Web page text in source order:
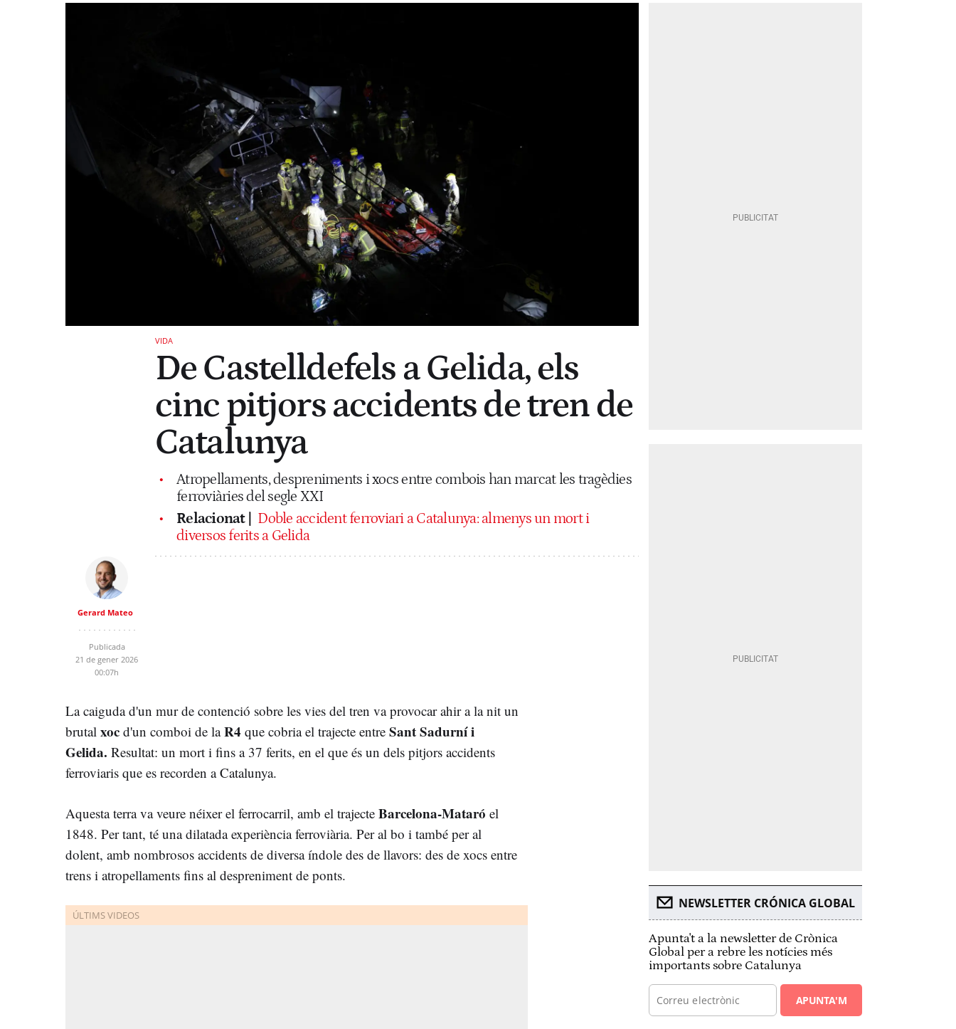
VIDA
De Castelldefels a Gelida, els
cinc pitjors accidents de tren de
Catalunya
Atropellaments, despreniments i xocs entre combois han marcat les tragèdies
ferroviàries del segle XXI
Relacionat |
Doble accident ferroviari a Catalunya: almenys un mort i
diversos ferits a Gelida
Gerard Mateo
Publicada
21 de gener 2026
00:07h
La caiguda d'un mur de contenció sobre les vies del tren va provocar ahir a la nit un
brutal xoc d'un comboi de laR4 que cobria el trajecte entre Sant Sadurní i
Gelida. Resultat: un mort i fins a 37 ferits, en el que és un dels pitjors accidents
ferroviaris que es recorden a Catalunya.
Aquesta terra va veure néixer el ferrocarril, amb el trajecte Barcelona-Mataró el
1848. Per tant, té una dilatada experiència ferroviària. Per al bo i també per al
dolent, amb nombrosos accidents de diversa índole des de llavors: des de xocs entre
trens i atropellaments fins al despreniment de ponts.
NEWSLETTER CRÓNICA GLOBAL
Apunta't a la newsletter de Crònica
Global per a rebre les notícies més
importants sobre Catalunya
APUNTA'M